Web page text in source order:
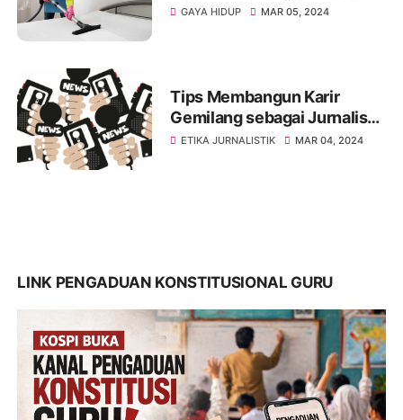
GAYA HIDUP MAR 05, 2024
Tips Membangun Karir
Gemilang sebagai Jurnalis
Media, Panduan Praktis
ETIKA JURNALISTIK MAR 04, 2024
LINK PENGADUAN KONSTITUSIONAL GURU